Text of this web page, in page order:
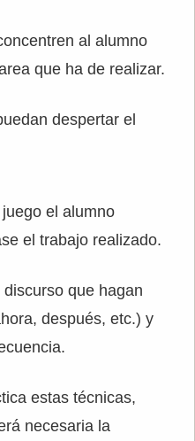
al alumno
que ha de realizar.
despertar el
el alumno
el trabajo realizado.
que hagan
después, etc.) y
estas técnicas,
necesaria la